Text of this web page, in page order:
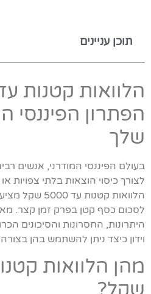
תוכן עניינים
הפתרון הפיננסי
שלך
בעולם הפיננסי המודרני, אנשים
לצורך כיסוי הוצאות בלתי צפויות
הלוואות קטנות
לסכום כסף קטן בפרק זמן קצר.
היתרונות, החסרונות והסיכונים
וידון כיצד ניתן להשתמש בהן בצורה